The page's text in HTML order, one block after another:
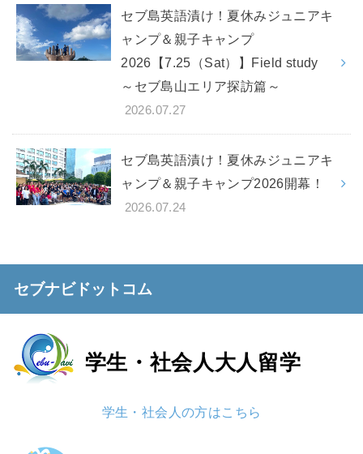
セブ島英語漬け！夏休みジュニアキ
ャンプ＆親子キャンプ
2026【7.25（Sat）】Field study
～セブ島山エリア探訪篇～
2026.07.27
セブ島英語漬け！夏休みジュニアキ
ャンプ＆親子キャンプ2026開幕！
2026.07.24
セブナビドットコム
学生・社会人大人留学
学生・社会人の方はこちら